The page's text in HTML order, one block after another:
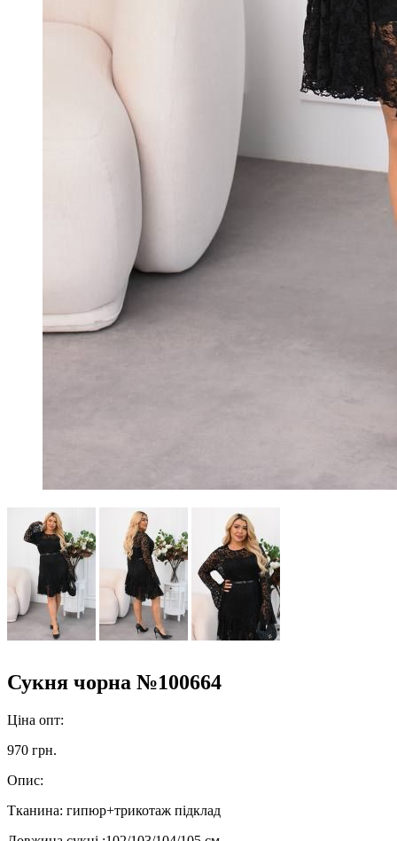
Сукня чорна №100664
Ціна опт:
970 грн.
Опис:
Тканина: гипюр+трикотаж підклад